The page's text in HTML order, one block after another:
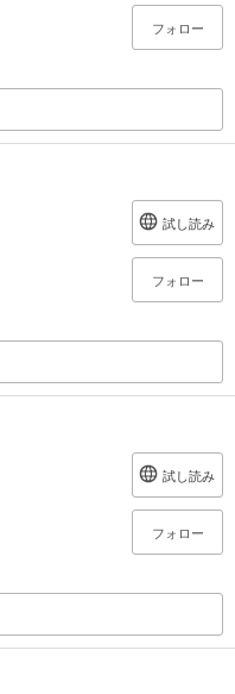
フォロー
試し読み
フォロー
試し読み
フォロー